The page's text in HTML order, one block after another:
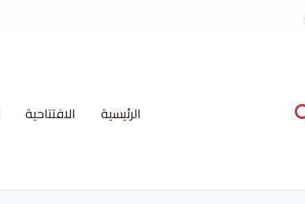
الرئيسية الافتتاحية